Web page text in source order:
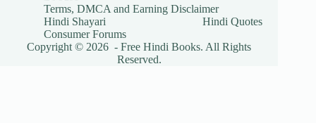
Terms, DMCA and Earning Disclaimer
Hindi Shayari
Hindi Quotes
Consumer Forums
Copyright © 2026 - Free Hindi Books. All Rights
Reserved.